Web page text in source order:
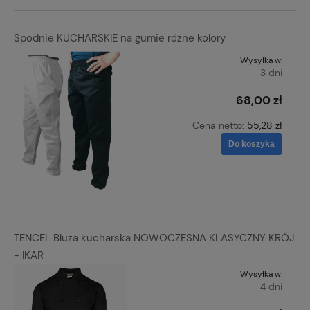
Spodnie KUCHARSKIE na gumie różne kolory
Wysyłka w:
3 dni
68,00 zł
Cena netto: 55,28 zł
Do koszyka
TENCEL Bluza kucharska NOWOCZESNA KLASYCZNY KRÓJ
- IKAR
Wysyłka w:
4 dni